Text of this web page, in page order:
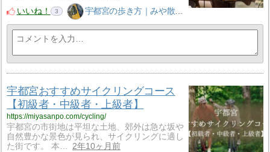
いいね！
3 宇都宮の歩き方｜みや散歩
宇都宮おすすめサイクリングコース
【初級者・中級者・上級者】
https://miyasanpo.com/cycling/
宇都宮の市街地は平坦な土地、郊外は急な坂や
自然豊かな景色が見られ、サイクリングに適し
た街です。 本…
2年10ヶ月前